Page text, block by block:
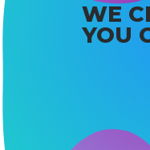
WE
YOU